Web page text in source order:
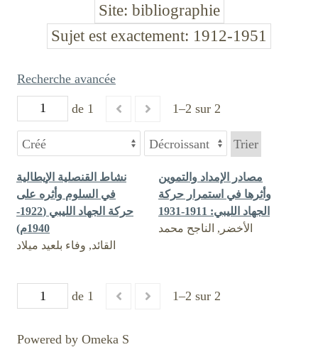
Site bibliographie
Sujet est exactement 1912-1951
de 1 1–2 sur 2
Recherche avancée
Trier
نشاط القنصلية الإيطالية
في السلوم وأثره على
حركة الجهاد الليبي (1922-
1940م)
القائد, وفاء بلعيد ميلاد
مصادر الإمداد والتموين
وأثرها في استمرار حركة
الجهاد الليبي: 1911-1931
الأخضر, الناجح محمد
de 1 1–2 sur 2
Powered by Omeka S